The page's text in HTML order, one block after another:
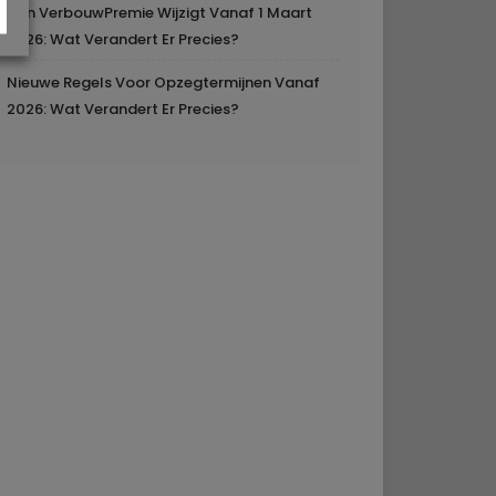
Mijn VerbouwPremie Wijzigt Vanaf 1 Maart
2026: Wat Verandert Er Precies?
Nieuwe Regels Voor Opzegtermijnen Vanaf
2026: Wat Verandert Er Precies?